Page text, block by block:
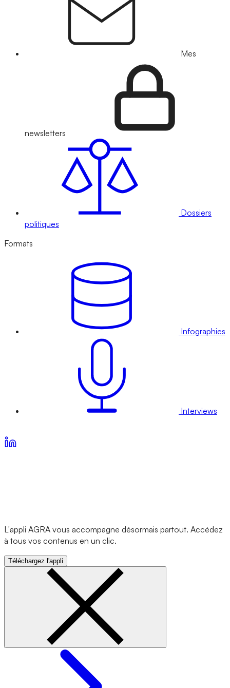
Mes
newsletters
Dossiers
politiques
Formats
Infographies
Interviews
L'appli AGRA vous accompagne désormais partout. Accédez
à tous vos contenus en un clic.
Téléchargez l'appli